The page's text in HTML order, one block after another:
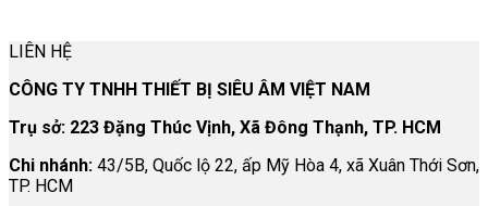
LIÊN HỆ
CÔNG TY TNHH THIẾT BỊ SIÊU ÂM VIỆT NAM
Trụ sở: 223 Đặng Thúc Vịnh, Xã Đông Thạnh, TP. HCM
Chi nhánh: 43/5B, Quốc lộ 22, ấp Mỹ Hòa 4, xã Xuân Thới Sơn,
TP. HCM